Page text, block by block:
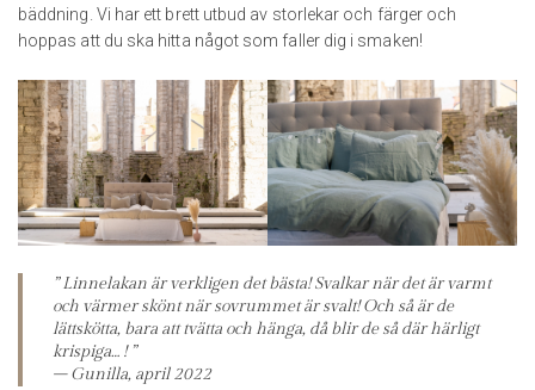
bäddning. Vi har ett brett utbud av storlekar och färger och
hoppas att du ska hitta något som faller dig i smaken!
” Linnelakan är verkligen det bästa! Svalkar när det är varmt
och värmer skönt när sovrummet är svalt! Och så är de
lättskötta, bara att tvätta och hänga, då blir de så där härligt
krispiga… ! ”
– Gunilla, april 2022